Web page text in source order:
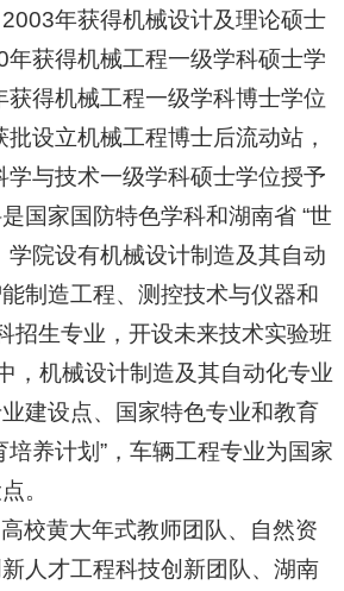
年获得机械设计及理论硕士
获得机械工程一级学科硕士学
得机械工程一级学科博士学位
设立机械工程博士后流动站，
学与技术一级学科硕士学位授予
国家国防特色学科和湖南省 “世
学院设有机械设计制造及其自动
制造工程、测控技术与仪器和
招生专业，开设未来技术实验班
中，机械设计制造及其自动化专业
建设点、国家特色专业和教育
培养计划”，车辆工程专业为国家
。
校黄大年式教师团队、自然资
人才工程科技创新团队、湖南